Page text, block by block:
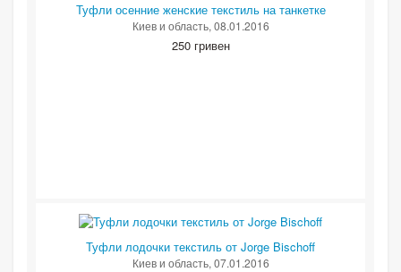
Туфли осенние женские текстиль на танкетке
Киев и область, 08.01.2016
250 гривен
Туфли лодочки текстиль от Jorge Bischoff
Киев и область, 07.01.2016